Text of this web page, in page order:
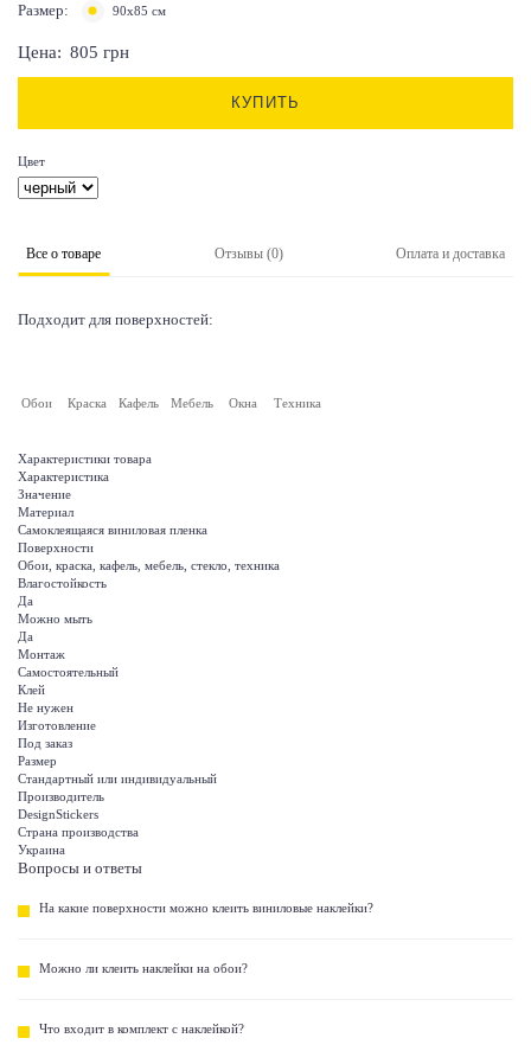
Размер: 90х85 см
Цена: 805 грн
КУПИТЬ
Цвет
Все о товаре Отзывы (0) Оплата и доставка
Подходит для поверхностей:
Обои Краска Кафель Мебель Окна Техника
Характеристики товара
Характеристика
Значение
Материал
Самоклеящаяся виниловая пленка
Поверхности
Обои, краска, кафель, мебель, стекло, техника
Влагостойкость
Да
Можно мыть
Да
Монтаж
Самостоятельный
Клей
Не нужен
Изготовление
Под заказ
Размер
Стандартный или индивидуальный
Производитель
DesignStickers
Страна производства
Украина
Вопросы и ответы
На какие поверхности можно клеить виниловые наклейки?
Можно ли клеить наклейки на обои?
Что входит в комплект с наклейкой?